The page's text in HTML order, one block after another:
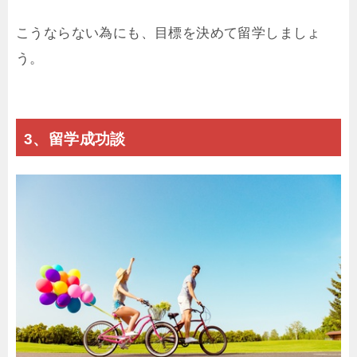
こうならない為にも、目標を決めて留学しましょ
う。
3、留学成功談